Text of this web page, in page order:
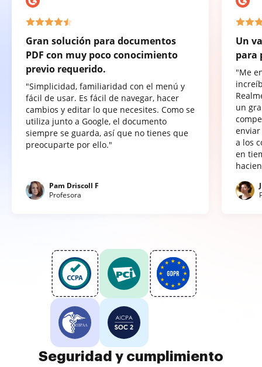
Gran solución para documentos
PDF con muy poco conocimiento
previo requerido.
"Simplicidad, familiaridad con el menú y
fácil de usar. Es fácil de navegar, hacer
cambios y editar lo que necesites. Como se
utiliza junto a Google, el documento
siempre se guarda, así que no tienes que
preocuparte por ello."
Pam Driscoll F
Profesora
Un
para
"Me
un
a los
en
Seguridad y cumplimiento